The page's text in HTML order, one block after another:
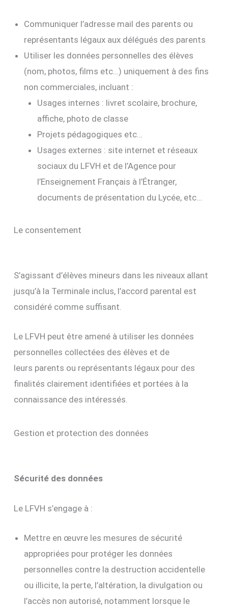
Communiquer l’adresse mail des parents ou
représentants légaux aux délégués des parents
Utiliser les données personnelles des élèves
(nom, photos, films etc…) uniquement à des fins
non commerciales, incluant :
Usages internes : livret scolaire, brochure,
affiche, photo de classe
Projets pédagogiques etc…
Usages externes : site internet et réseaux
sociaux du LFVH et de l’Agence pour
l’Enseignement Français à l’Étranger,
documents de présentation du Lycée, etc…
Le consentement
S’agissant d’élèves mineurs dans les niveaux allant
jusqu’à la Terminale inclus, l’accord parental est
considéré comme suffisant.
Le LFVH peut être amené à utiliser les données
personnelles collectées des élèves et de
leurs parents ou représentants légaux pour des
finalités clairement identifiées et portées à la
connaissance des intéressés.
Gestion et protection des données
Sécurité des données
Le LFVH s’engage à :
Mettre en œuvre les mesures de sécurité
appropriées pour protéger les données
personnelles contre la destruction accidentelle
ou illicite, la perte, l’altération, la divulgation ou
l’accès non autorisé, notamment lorsque le